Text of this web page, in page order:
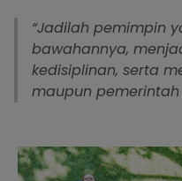
“Jadilah pemimpin
bawahannya,
kedisiplinan, serta
maupun pemerintah